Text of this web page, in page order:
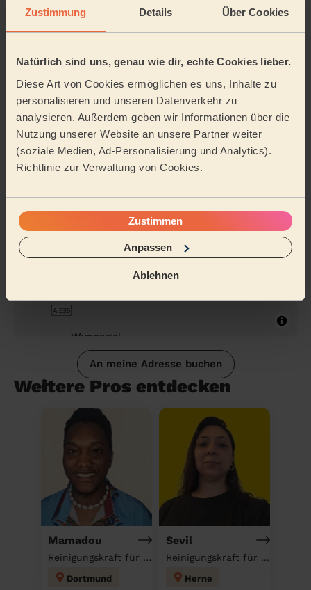
Zustimmung Details Über Cookies
Natürlich sind uns, genau wie dir, echte Cookies lieber.
Diese Art von Cookies ermöglichen es uns, Inhalte zu
personalisieren und unseren Datenverkehr zu
analysieren. Außerdem geben wir Informationen über die
Nutzung unserer Website an unsere Partner weiter
(soziale Medien, Ad-Personalisierung und Analytics).
Richtlinie zur Verwaltung von Cookies.
Zustimmen
Anpassen
Ablehnen
Reinigung
gründlich
Reinigung der
Ferienwohnung
Reinigungsmittel
Tätigkeitsbereich
An meine Adresse buchen
Weitere Pros entdecken
Mamadou
Reinigungskraft für deinen Haushalt
Dortmund
Sevil
Reinigungskraft für deinen Haushalt
Herne